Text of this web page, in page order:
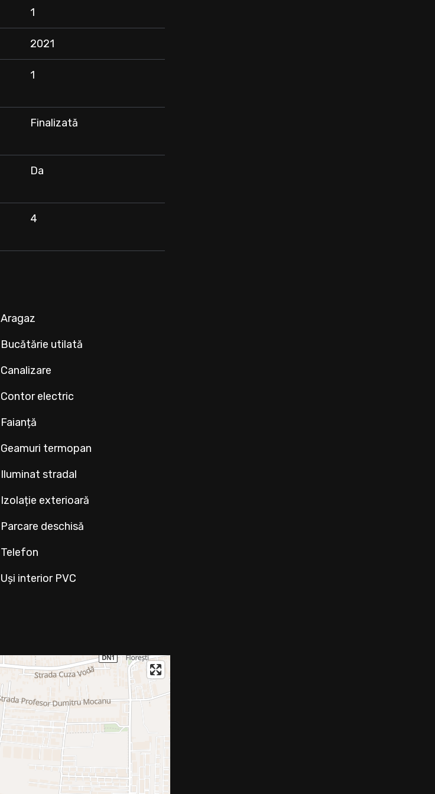
1
2021
1
Finalizată
Da
4
Aragaz
Bucătărie utilată
Canalizare
Contor electric
Faianță
Geamuri termopan
Iluminat stradal
Izolație exterioară
Parcare deschisă
Telefon
Uși interior PVC